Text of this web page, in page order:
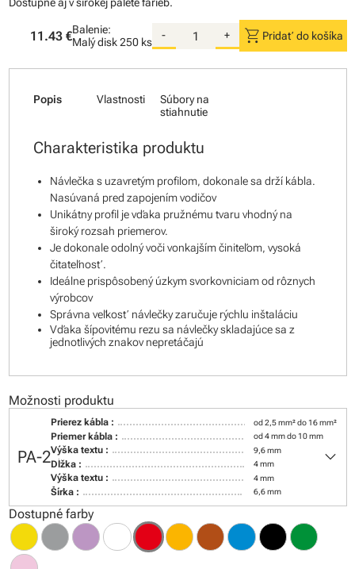
Dostupné aj v širokej palete farieb.
11.43 €Balenie:
Malý disk250 ks
- + shopping_cart Pridať do košíka
Popis Vlastnosti
Súbory na
stiahnutie
Charakteristika produktu
Návlečka s uzavretým profilom, dokonale sa drží kábla.
Nasúvaná pred zapojením vodičov
Unikátny profil je vďaka pružnému tvaru vhodný na
široký rozsah priemerov.
Je dokonale odolný voči vonkajším činiteľom, vysoká
čitateľnosť.
Ideálne prispôsobený úzkym svorkovniciam od rôznych
výrobcov
Správna veľkosť návlečky zaručuje rýchlu inštaláciu
Vďaka šípovitému rezu sa návlečky skladajúce sa z
jednotlivých znakov nepretáčajú
Možnosti produktu
PA-2
Prierez kábla : od 2,5 mm² do 16 mm²
Priemer kábla : od 4 mm do 10 mm
Výška textu : 9,6 mm
Dĺžka : 4 mm
Výška textu : 4 mm
Šírka : 6,6 mm
keyboard_arrow_down
Dostupné farby